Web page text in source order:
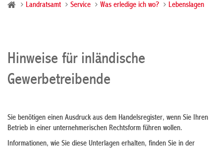
Landratsamt Service Was erledige ich wo? Lebenslagen
Hinweise für inländische
Gewerbetreibende
Sie benötigen einen Ausdruck aus dem Handelsregister, wenn Sie Ihren
Betrieb in einer unternehmerischen Rechtsform führen wollen.
Informationen, wie Sie diese Unterlagen erhalten, finden Sie in der